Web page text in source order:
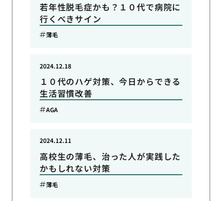
若年性脱毛症かも？１０代で病院に
行くべきサイン
薄毛
１０代のハゲ対策、今日からできる
生活習慣改善
2024.12.18
AGA
高校生の薄毛、治った人が実践した
かもしれない対策
2024.12.11
薄毛